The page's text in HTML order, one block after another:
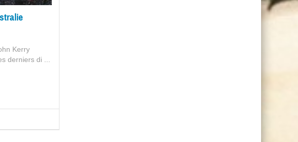
Kerry
derniers di ...